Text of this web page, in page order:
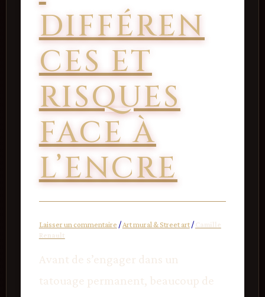
DIFFÉREN
CES ET
RISQUES
FACE À
L’ENCRE
Laisser un commentaire /Art mural & Street art/ Camille
Renault
Avant de s’engager dans un
tatouage permanent, beaucoup de